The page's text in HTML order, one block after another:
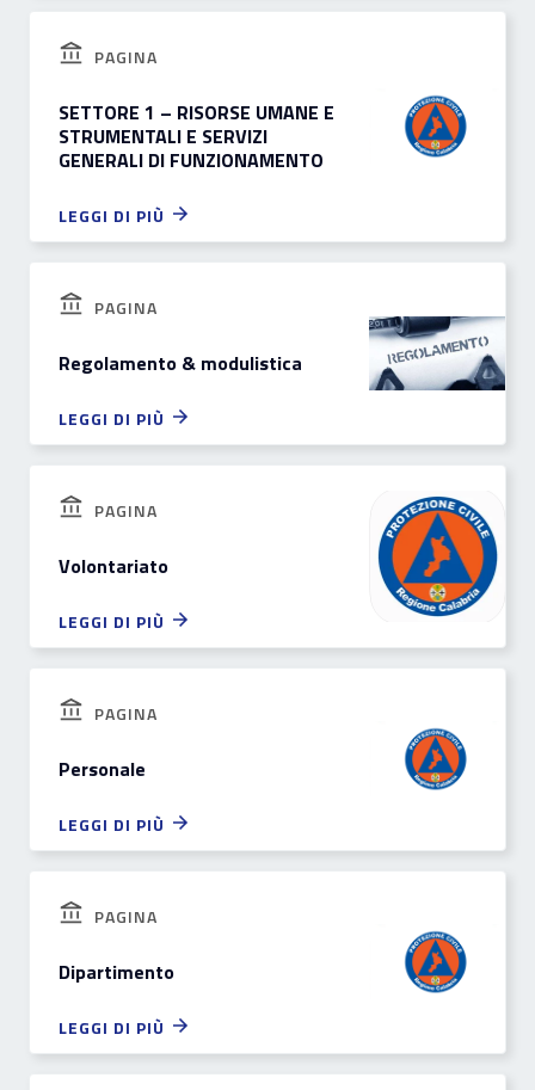
PAGINA
SETTORE 1 – RISORSE UMANE E
STRUMENTALI E SERVIZI
GENERALI DI FUNZIONAMENTO
LEGGI DI PIÙ
PAGINA
Regolamento & modulistica
LEGGI DI PIÙ
PAGINA
Volontariato
LEGGI DI PIÙ
PAGINA
Personale
LEGGI DI PIÙ
PAGINA
Dipartimento
LEGGI DI PIÙ